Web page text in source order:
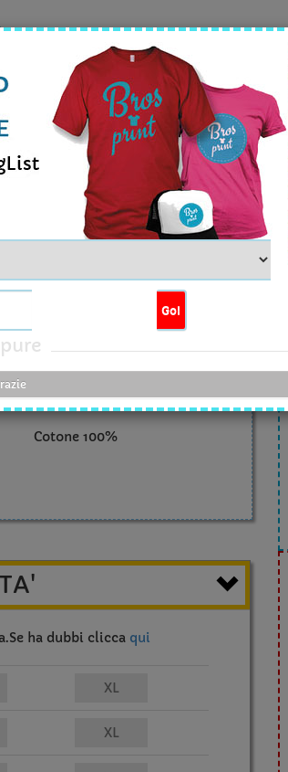
Contattaci viaemail
Info prodotto
Cotone 100%
ha dubbi cliccaqui
Go!